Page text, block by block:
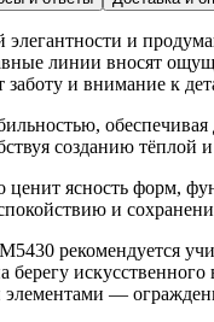
и
линии вносят
и внимание к
созданию
ценит ясность форм,
и
рекомендуется
берегу
—